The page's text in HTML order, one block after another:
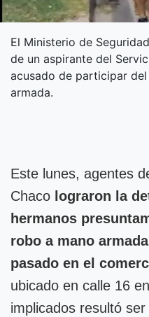
El Ministerio de
de un aspirante del
acusado de participar
armada.
Este lunes, agentes
Chaco lograron la
hermanos
robo a mano
pasado en el
ubicado en calle 16
implicados resultó